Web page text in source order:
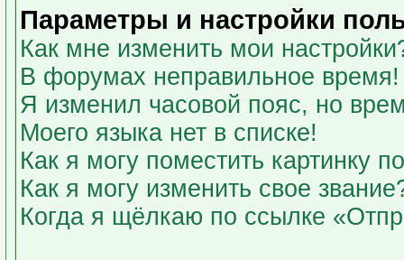
Параметры и настройки
Как мне изменить мои
В форумах неправильное время!
Я изменил часовой пояс, но
Моего языка нет в списке!
Как я могу поместить картинку
Как я могу изменить свое
Когда я щёлкаю по ссылке